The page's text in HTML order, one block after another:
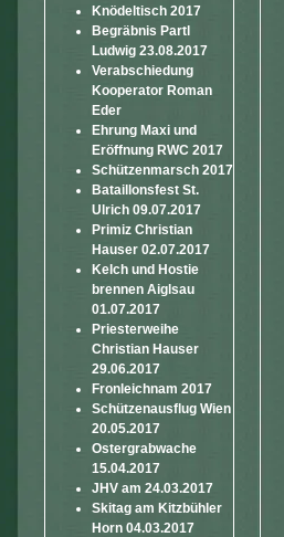
Knödeltisch 2017
Begräbnis Partl
Ludwig 23.08.2017
Verabschiedung
Kooperator Roman
Eder
Ehrung Maxi und
Eröffnung RWC 2017
Schützenmarsch 2017
Bataillonsfest St.
Ulrich 09.07.2017
Primiz Christian
Hauser 02.07.2017
Kelch und Hostie
brennen Aiglsau
01.07.2017
Priesterweihe
Christian Hauser
29.06.2017
Fronleichnam 2017
Schützenausflug Wien
20.05.2017
Ostergrabwache
15.04.2017
JHV am 24.03.2017
Skitag am Kitzbühler
Horn 04.03.2017